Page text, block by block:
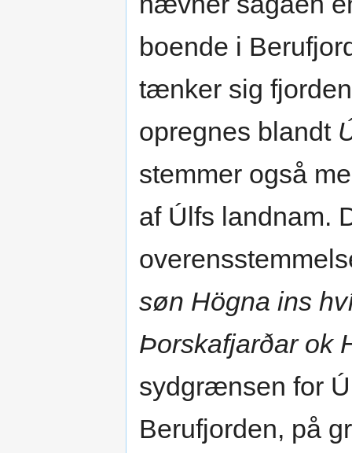
boende i
tænker sig
opregnes blandt
stemmer også
af Úlfs landnam.
søn Högna ins
Þorskafjarðar ok
sydgrænsen for
Berufjorden, på